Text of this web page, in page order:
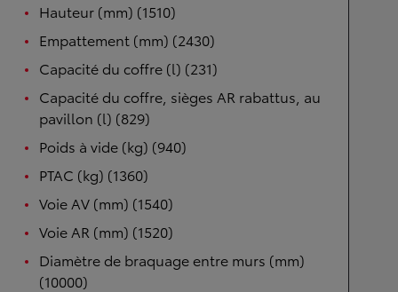
Hauteur (mm) (1510)
Empattement (mm) (2430)
Capacité du coffre (l) (231)
Capacité du coffre, sièges AR rabattus, au
pavillon (l) (829)
Poids à vide (kg) (940)
PTAC (kg) (1360)
Voie AV (mm) (1540)
Voie AR (mm) (1520)
Diamètre de braquage entre murs (mm)
(10000)